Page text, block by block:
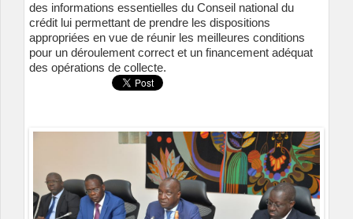
des informations essentielles du Conseil national du
crédit lui permettant de prendre les dispositions
appropriées en vue de réunir les meilleures conditions
pour un déroulement correct et un financement adéquat
des opérations de collecte.